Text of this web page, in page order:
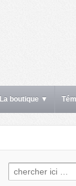
La boutique ▼
Recherche pour: